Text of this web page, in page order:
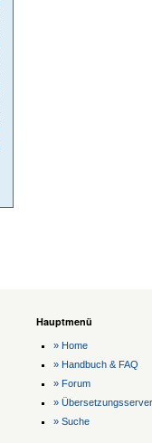
Hauptmenü
» Home
» Handbuch & FAQ
» Forum
» Übersetzungsserver
» Suche